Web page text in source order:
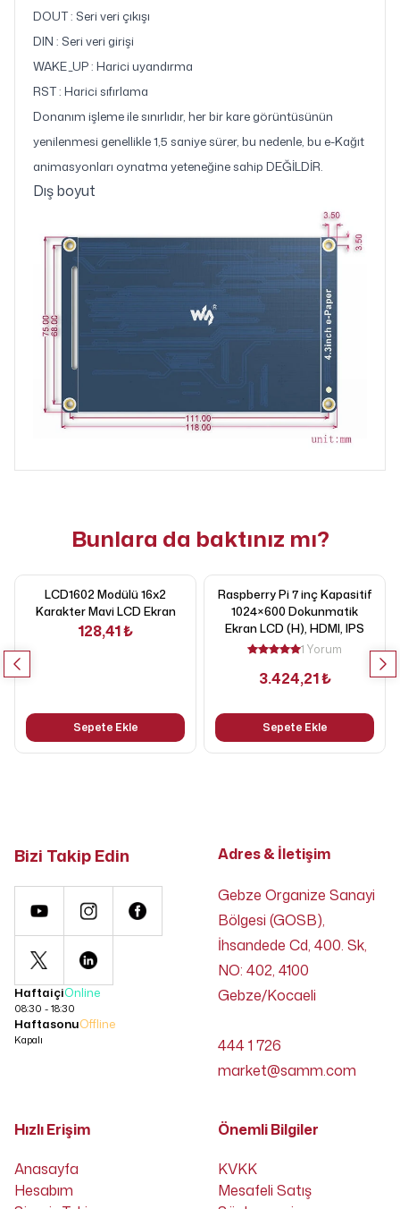
DOUT : Seri veri çıkışı
DIN : Seri veri girişi
WAKE_UP : Harici uyandırma
RST : Harici sıfırlama
Donanım işleme ile sınırlıdır, her bir kare görüntüsünün
yenilenmesi genellikle 1,5 saniye sürer, bu nedenle, bu e-Kağıt
animasyonları oynatma yeteneğine sahip DEĞİLDİR.
Dış boyut
Bunlara da baktınız mı?
LCD1602 Modülü 16x2
Karakter Mavi LCD Ekran
128,41 ₺
Sepete Ekle
Raspberry Pi 7 inç Kapasitif
1024×600 Dokunmatik
Ekran LCD (H), HDMI, IPS
1 Yorum
3.424,21 ₺
Sepete Ekle
Bizi Takip Edin
HaftaiçiOnline
08:30 - 18:30
HaftasonuOffline
Kapalı
Adres & İletişim
Gebze Organize Sanayi
Bölgesi (GOSB),
İhsandede Cd, 400. Sk,
NO: 402, 4100
Gebze/Kocaeli
444 1 726
market@samm.com
Hızlı Erişim
Anasayfa
Hesabım
Önemli Bilgiler
KVKK
Mesafeli Satış